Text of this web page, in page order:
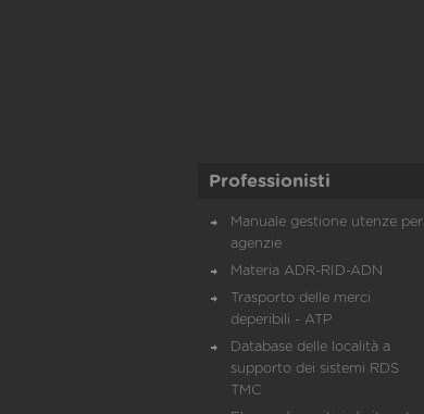
Professionisti
Manuale gestione utenze per
agenzie
Materia ADR-RID-ADN
Trasporto delle merci
deperibili - ATP
Database delle località a
supporto dei sistemi RDS
TMC